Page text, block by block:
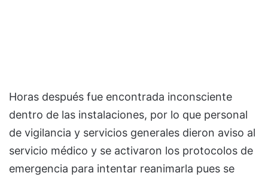
Horas después fue encontrada inconsciente
dentro de las instalaciones, por lo que personal
de vigilancia y servicios generales dieron aviso al
servicio médico y se activaron los protocolos de
emergencia para intentar reanimarla pues se